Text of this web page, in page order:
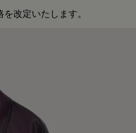
を改定いたします。